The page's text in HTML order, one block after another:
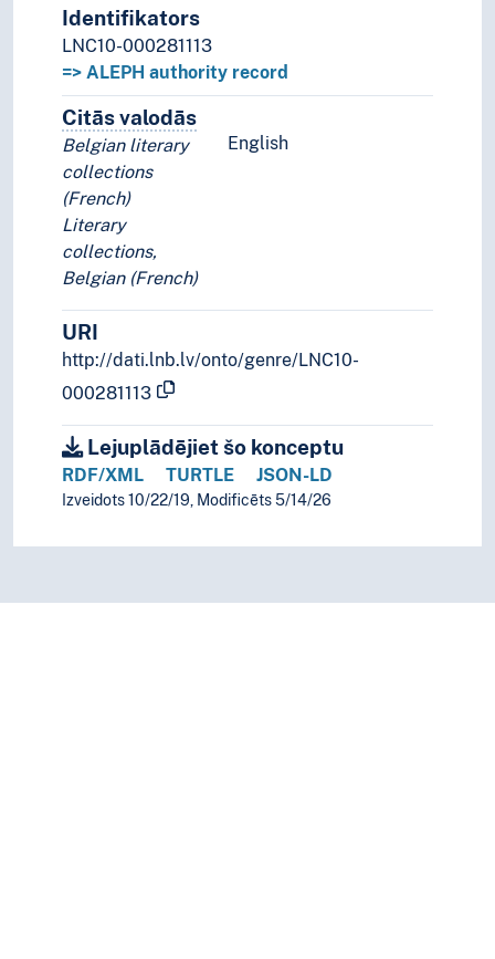
Identifikators
LNC10-000281113
=> ALEPH authority record
Citās valodāsTermini šim konceptam citās
English
Belgian literary
collections
(French)
Literary
collections,
Belgian (French)
URI
http://dati.lnb.lv/onto/genre/LNC10-
000281113
Lejuplādējiet šo konceptu
RDF/XML TURTLE JSON-LD
Izveidots 10/22/19, Modificēts 5/14/26